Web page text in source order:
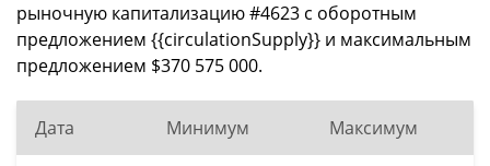
рыночную капитализацию #4623 с оборотным
предложением {{circulationSupply}} и максимальным
предложением $370 575 000.
Дата Минимум Максимум